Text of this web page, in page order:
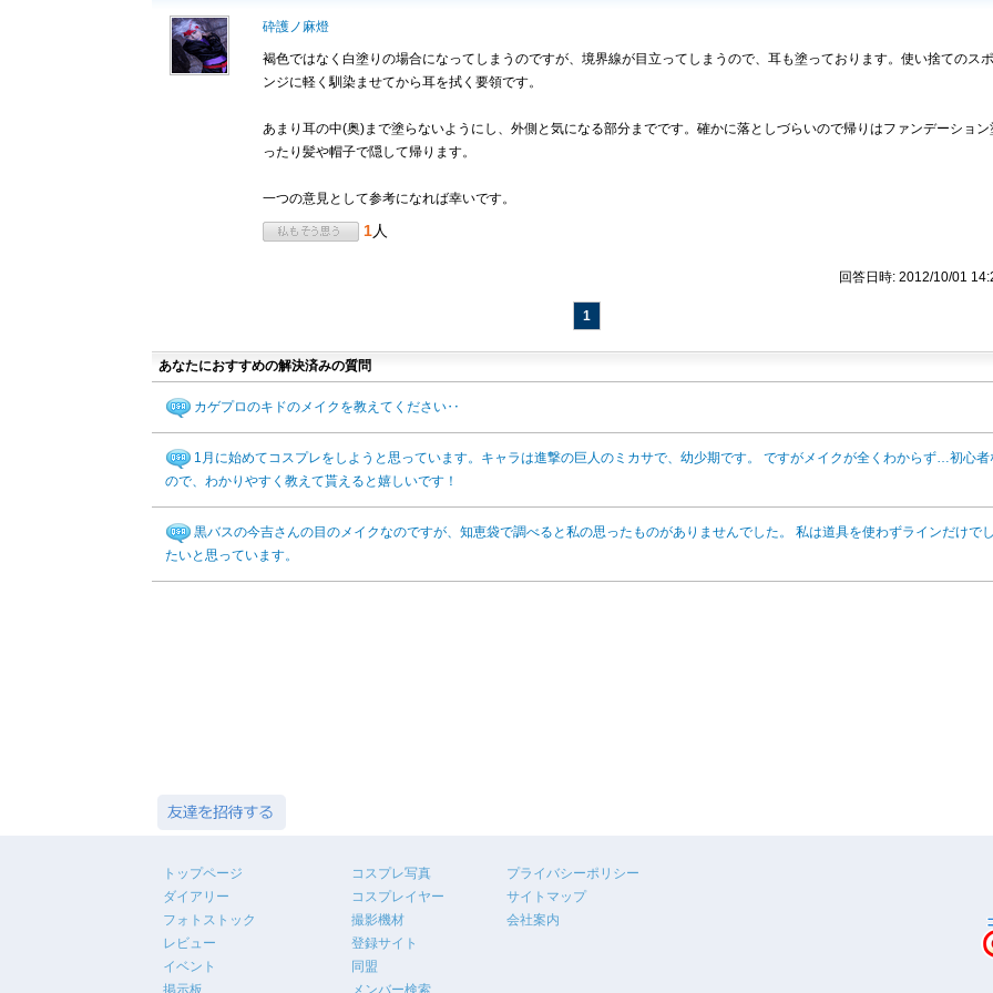
砕護ノ麻燈
褐色ではなく白塗りの場合になってしまうのですが、境界線が目立ってしまうので、耳も塗っております。使い捨てのスポ
ンジに軽く馴染ませてから耳を拭く要領です。
あまり耳の中(奥)まで塗らないようにし、外側と気になる部分までです。確かに落としづらいので帰りはファンデーション
ったり髪や帽子で隠して帰ります。
一つの意見として参考になれば幸いです。
1人
回答日時: 2012/10/01
1
あなたにおすすめの解決済みの質問
カゲプロのキドのメイクを教えてください‥
1月に始めてコスプレをしようと思っています。キャラは進撃の巨人のミカサで、幼少期です。 ですがメイクが全くわからず…初心者
ので、わかりやすく教えて貰えると嬉しいです！
黒バスの今吉さんの目のメイクなのですが、知恵袋で調べると私の思ったものがありませんでした。 私は道具を使わずラインだけでし
たいと思っています。
トップページ
ダイアリー
フォトストック
レビュー
イベント
掲示板
コスプレ写真
コスプレイヤー
撮影機材
登録サイト
同盟
メンバー検索
プライバシーポリシー
サイトマップ
会社案内